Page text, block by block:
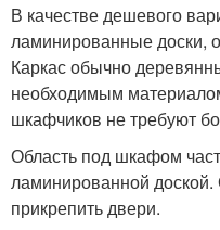
В качестве дешевого
ламинированные доски,
Каркас обычно
необходимым
шкафчиков не требуют
Область под шкафом
ламинированной
прикрепить двери.